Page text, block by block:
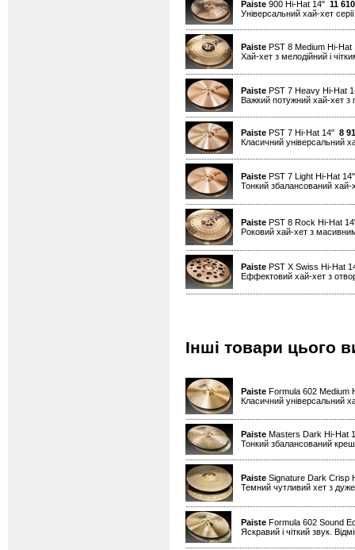
Paiste 900 Hi-Hat 14" 11 610
Універсальний хай-хет
Paiste PST 8 Medium Hi-
Хай-хет з мелодійний і
Paiste PST 7 Heavy Hi-Hat
Важкий потужний хай-хет з
Paiste PST 7 Hi-Hat 14" 8
Класичний універсальний
Paiste PST 7 Light Hi-Hat
Тонкий збалансований
Paiste PST 8 Rock Hi-Hat
Роковий хай-хет з
Paiste PST X Swiss Hi-Hat
Еффектовий хай-хет з
Інші товари цього
Paiste Formula 602 Medium
Класичний універсальний
Paiste Masters Dark Hi-Hat
Тонкий збалансований креш
Paiste Signature Dark Crisp
Темний чутливий хет з
Paiste Formula 602 Sound
Яскравий і чіткий звук.